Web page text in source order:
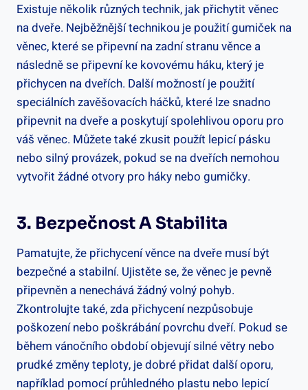
Existuje⁢ několik různých technik, ‌jak přichytit věnec
na dveře. Nejběžnější technikou je použití gumiček na
věnec, které se⁤ připevní na zadní stranu věnce ⁢a
následně se připevní ke kovovému háku, který je
přichycen‍ na dveřích. Další možností je použití
speciálních zavěšovacích háčků, které lze snadno
připevnit na dveře a poskytují⁤ spolehlivou oporu pro
váš věnec. Můžete také zkusit použít lepicí pásku
nebo silný​ provázek, pokud se na dveřích nemohou
vytvořit žádné otvory ‍pro háky nebo gumičky.
3. Bezpečnost A Stabilita
Pamatujte,‍ že‍ přichycení věnce na dveře musí být
bezpečné a stabilní.​ Ujistěte se, že věnec ⁢je pevně
připevněn a nenechává žádný volný pohyb.
Zkontrolujte také, zda přichycení nezpůsobuje
poškození nebo poškrábání ‌povrchu dveří. Pokud se
během ‍vánočního‍ období objevují ⁣silné větry nebo
prudké změny teploty, je dobré přidat další oporu,
například pomocí průhledného plastu nebo lepicí